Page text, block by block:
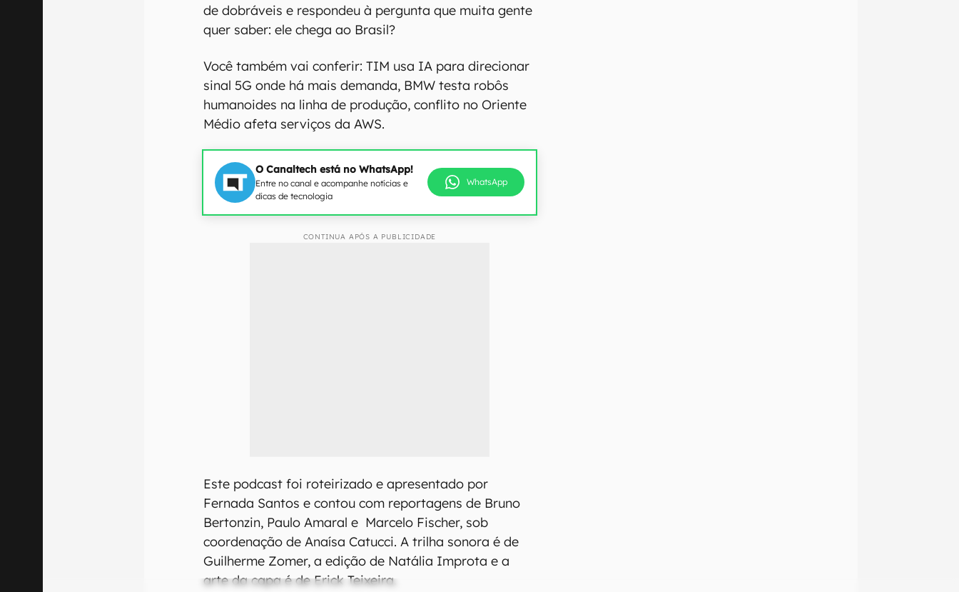
de dobráveis e respondeu à pergunta que muita gente
quer saber: ele chega ao Brasil?
Você também vai conferir: TIM usa IA para direcionar
sinal 5G onde há mais demanda, BMW testa robôs
humanoides na linha de produção, conflito no Oriente
Médio afeta serviços da AWS.
O Canaltech está no WhatsApp!
Entre no canal e acompanhe notícias e
dicas de tecnologia
WhatsApp
CONTINUA APÓS A PUBLICIDADE
Este podcast foi roteirizado e apresentado por
Fernada Santos e contou com reportagens de Bruno
Bertonzin, Paulo Amaral e Marcelo Fischer, sob
coordenação de Anaísa Catucci. A trilha sonora é de
Guilherme Zomer, a edição de Natália Improta e a
arte da capa é de Erick Teixeira.